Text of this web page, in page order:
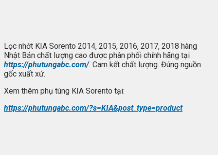
Lọc nhớt KIA Sorento 2014, 2015, 2016, 2017, 2018 hàng
Nhật Bản chất lượng cao được phân phối chính hãng tại
https://phutungabc.com/. Cam kết chất lượng. Đúng nguồn
gốc xuất xứ.
Xem thêm phụ tùng KIA Sorento tại:
https://phutungabc.com/?s=KIA&post_type=product